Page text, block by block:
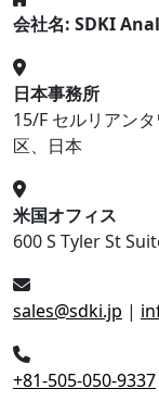
会社名: SDKI
日本事務所
15/F セルリアン
区、日本
米国オフィス
600 S Tyler St
sales@sdki.jp |
+81-505-050-9337